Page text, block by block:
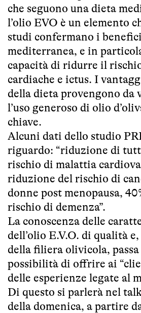
che seguono una dieta
l’olio EVO è un elemento
studi confermano i
mediterranea, e in
capacità di ridurre il
cardiache e ictus. I
della dieta provengono da
l’uso generoso di olio
chiave.
Alcuni dati dello studio
riguardo: “riduzione di
rischio di malattia
riduzione del rischio di
donne post menopausa,
rischio di demenza”.
La conoscenza delle
dell’olio E.V.O. di qualità
della filiera olivicola, passa
possibilità di offrire ai
delle esperienze legate al
Di questo si parlerà nel
della domenica, a partire